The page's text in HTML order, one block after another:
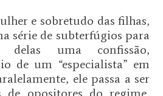
e sobretudo das filhas,
série de subterfúgios para
delas uma confissão,
de um “especialista” em
ele passa a ser